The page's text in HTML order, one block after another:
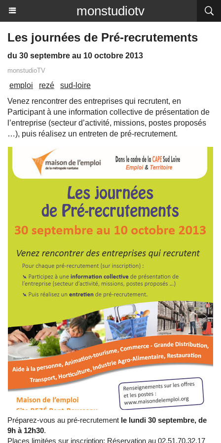
monstudiotv
Les journées de Pré-recrutements
du 30 septembre au 10 octobre 2013
monstudioTV
emploi rezé
sud-loire
Venez rencontrer des entreprises qui recrutent, en
Participant à une information collective de présentation de
l’entreprise (secteur d’activité, missions, postes proposés
…), puis réalisez un entreten de pré-recrutement.
Préparez-vous au pré-recrutement le lundi 30 septembre, de
9h à 12h30.
Places limitées sur inscription; Réservation au 02.51.70.32.17